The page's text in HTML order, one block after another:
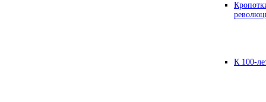
К 100-